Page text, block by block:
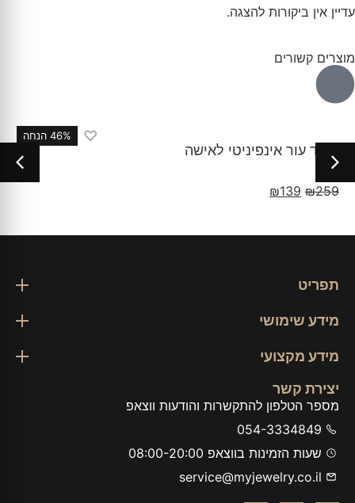
עדיין אין ביקורות להצגה.
מוצרים קשורים
46% הנחה
♡
צמיד עור אינפיניטי לאישה
₪259
₪139
תפריט
מידע שימושי
מידע מקצועי
יצירת קשר
מספר הטלפון להתקשרות והודעות ווצאפ
054-3334849
שעות הזמינות בווצאפ 08:00-20:00
service@myjewelry.co.il